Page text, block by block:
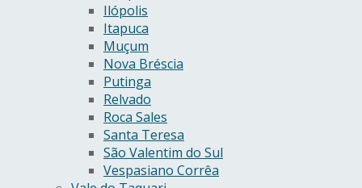
Ilópolis
Itapuca
Muçum
Nova Bréscia
Putinga
Relvado
Roca Sales
Santa Teresa
São Valentim do Sul
Vespasiano Corrêa